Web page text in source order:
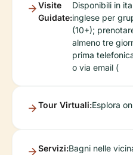
Visite
Guidate:
Disponibili in
inglese per
(10+);
almeno tre
prima
o via email (
Tour Virtuali:Esplora
Servizi:Bagni nelle